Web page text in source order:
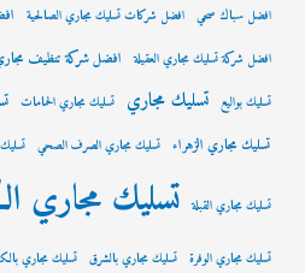
افضل سباك صحي افضل شركات تسليك مجاري الصالحية
افضل شركة تسليك مجاري العقيلة افضل شركة تنظيف
تسليك بواليع تسليك مجاري تسليك مجاري الحمامات
تسليك مجاري الزهراء تسليك مجاري الصرف الصحي
تسليك مجاري القبلة تسليك مجاري
تسليك مجاري الوفرة تسليك مجاري بالشرق تسليك مجاري